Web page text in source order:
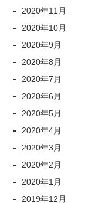
2020年11月
2020年10月
2020年9月
2020年8月
2020年7月
2020年6月
2020年5月
2020年4月
2020年3月
2020年2月
2020年1月
2019年12月